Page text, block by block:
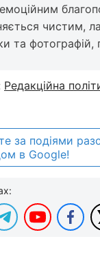
чистим,
та фотографій,
Редакційна
за подіями
в Google!